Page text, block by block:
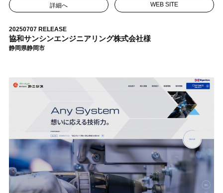
詳細へ WEB SITE
20250707 RELEASE
協和サンシンエンジニアリング株式会社様
静岡県静岡市